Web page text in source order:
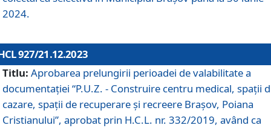
2024.
927/21.12.2023
Titlu: Aprobarea prelungirii perioadei de valabilitate a
documentaţiei “P.U.Z. - Construire centru medical, spații
cazare, spații de recuperare și recreere Brașov, Poiana
Cristianului”, aprobat prin H.C.L. nr. 332/2019, având ca